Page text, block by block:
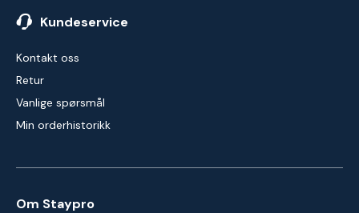
Kundeservice
Kontakt oss
Retur
Vanlige spørsmål
Min orderhistorikk
Om Staypro